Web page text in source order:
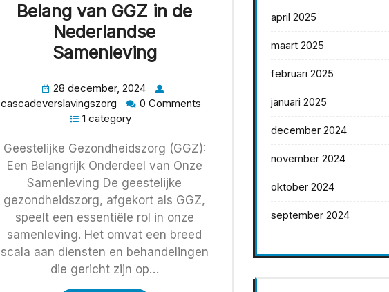
Belang van GGZ in de
Nederlandse
Samenleving
28 december, 2024
cascadeverslavingszorg
0 Comments
1 category
Geestelijke Gezondheidszorg (GGZ):
Een Belangrijk Onderdeel van Onze
Samenleving De geestelijke
gezondheidszorg, afgekort als GGZ,
speelt een essentiële rol in onze
samenleving. Het omvat een breed
scala aan diensten en behandelingen
die gericht zijn op…
april 2025
maart 2025
februari 2025
januari 2025
december 2024
november 2024
oktober 2024
september 2024